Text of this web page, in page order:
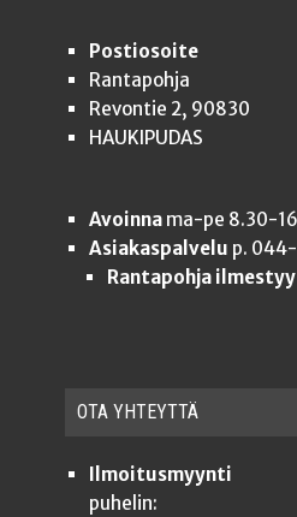
Postiosoite
Rantapohja
Revontie 2, 90830
HAUKIPUDAS
Avoinnama-pe 8.30-
Asiakaspalvelu p.
Rantapohja
OTA YHTEYT­TÄ
Ilmoitusmyynti
puhelin: